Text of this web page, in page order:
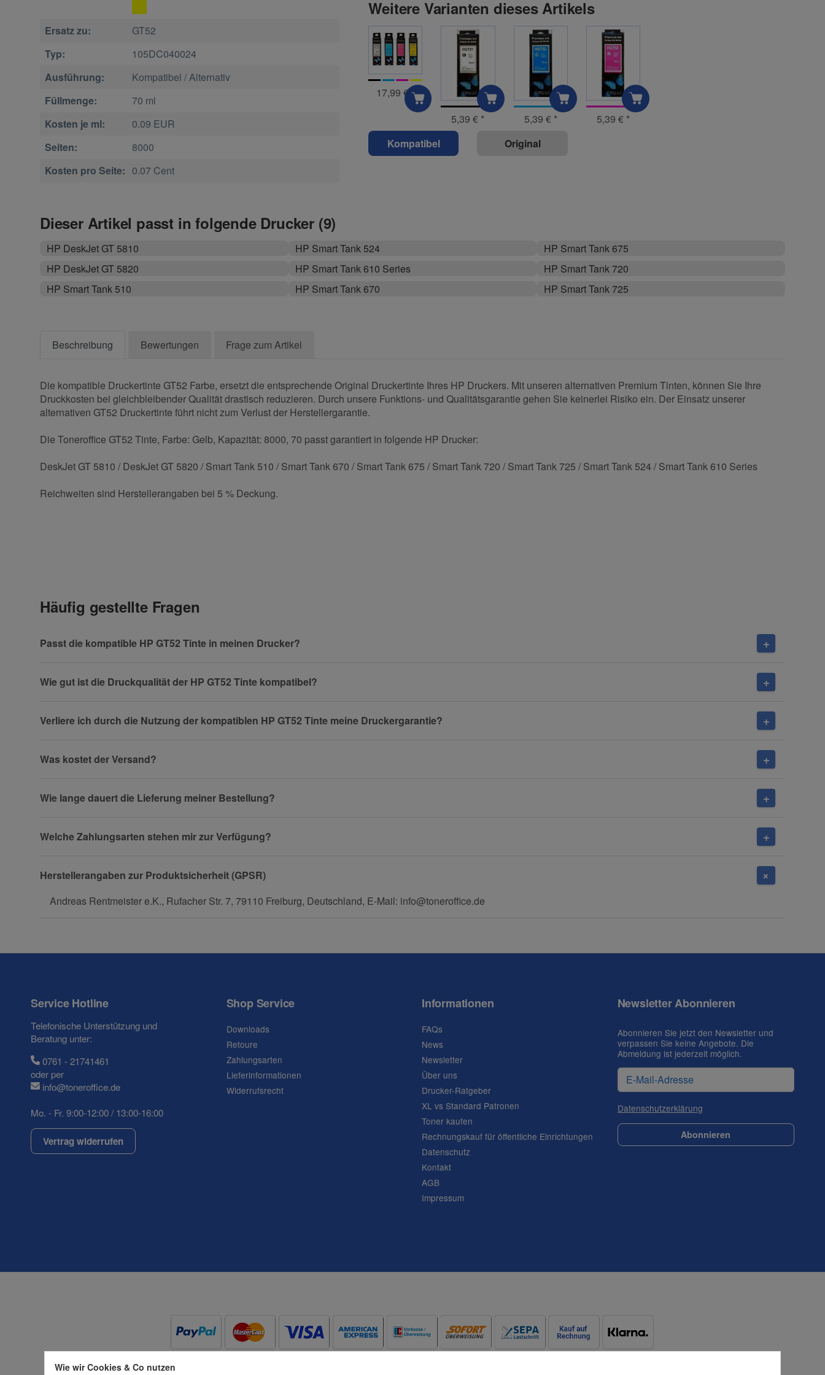
Ersatz zu:
GT52
Typ:
105DC040024
Ausführung:
Kompatibel / Alternativ
Füllmenge:
70 ml
Kosten je ml:
0.09 EUR
Seiten:
8000
Kosten pro Seite: 0.07 Cent
Weitere Varianten dieses Artikels
17,99 €*
5,39 € * 5,39 € * 5,39 € *
Kompatibel
Original
Dieser Artikel passt in folgende Drucker (9)
HP DeskJet GT 5810
HP DeskJet GT 5820
HP Smart Tank 510
HP Smart Tank 524
HP Smart Tank 610 Series
HP Smart Tank 670
HP Smart Tank 675
HP Smart Tank 720
HP Smart Tank 725
Beschreibung Bewertungen Frage zum Artikel
Die kompatible Druckertinte GT52 Farbe, ersetzt die entsprechende Original Druckertinte Ihres HP Druckers. Mit unseren alternativen Premium Tinten, können Sie Ihre
Druckkosten bei gleichbleibender Qualität drastisch reduzieren. Durch unsere Funktions- und Qualitätsgarantie gehen Sie keinerlei Risiko ein. Der Einsatz unserer
alternativen GT52 Druckertinte führt nicht zum Verlust der Herstellergarantie.
Die Toneroffice GT52 Tinte, Farbe: Gelb, Kapazität: 8000, 70 passt garantiert in folgende HP Drucker:
DeskJet GT 5810 / DeskJet GT 5820 / Smart Tank 510 / Smart Tank 670 / Smart Tank 675 / Smart Tank 720 / Smart Tank 725 / Smart Tank 524 / Smart Tank 610 Series
Reichweiten sind Herstellerangaben bei 5 % Deckung.
Telefon
Fax
Ihre Frage
(* = Pflichtfelder)
Frage abschicken
Häufig gestellte Fragen
Passt die kompatible HP GT52 Tinte in meinen Drucker?
Wie gut ist die Druckqualität der HP GT52 Tinte kompatibel?
Verliere ich durch die Nutzung der kompatiblen HP GT52 Tinte meine Druckergarantie?
Was kostet der Versand?
Wie lange dauert die Lieferung meiner Bestellung?
Welche Zahlungsarten stehen mir zur Verfügung?
Herstellerangaben zur Produktsicherheit (GPSR)
Andreas Rentmeister e.K., Rufacher Str. 7, 79110 Freiburg, Deutschland, E-Mail: info@toneroffice.de
Service Hotline
Telefonische Unterstützung und
Beratung unter:
0761 - 21741461
oder per
info@toneroffice.de
Mo. - Fr. 9:00-12:00 / 13:00-16:00
Vertrag widerrufen
Shop Service
Downloads
Retoure
Zahlungsarten
Lieferinformationen
Widerrufsrecht
Informationen
FAQs
News
Newsletter
Über uns
Drucker-Ratgeber
XL vs Standard Patronen
Toner kaufen
Rechnungskauf für öffentliche Einrichtungen
Datenschutz
Kontakt
AGB
Impressum
Newsletter Abonnieren
Abonnieren Sie jetzt den Newsletter und
verpassen Sie keine Angebote. Die
Abmeldung ist jederzeit möglich.
Datenschutzerklärung
Abonnieren
Wie wir Cookies & Co nutzen